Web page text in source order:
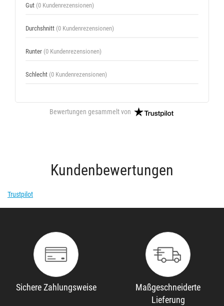
Gut (0 Kundenrezensionen)
Durchshnitt (0 Kundenrezensionen)
Runter (0 Kundenrezensionen)
Schlecht (0 Kundenrezensionen)
Bewertungen gesammelt von
Kundenbewertungen
Trustpilot
Sichere Zahlungsweise
Maßgeschneiderte
Lieferung